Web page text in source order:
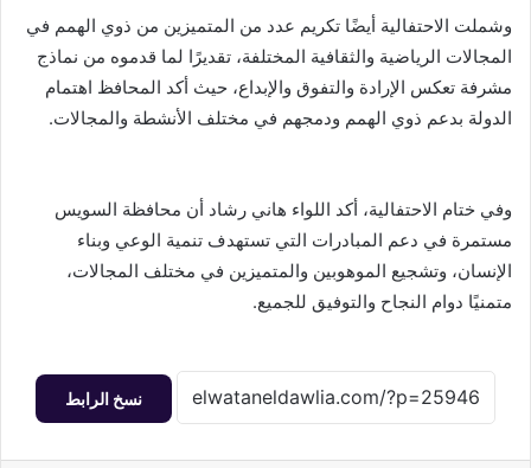
وشملت الاحتفالية أيضًا تكريم عدد من المتميزين من ذوي الهمم في
المجالات الرياضية والثقافية المختلفة، تقديرًا لما قدموه من نماذج
مشرفة تعكس الإرادة والتفوق والإبداع، حيث أكد المحافظ اهتمام
الدولة بدعم ذوي الهمم ودمجهم في مختلف الأنشطة والمجالات.
وفي ختام الاحتفالية، أكد اللواء هاني رشاد أن محافظة السويس
مستمرة في دعم المبادرات التي تستهدف تنمية الوعي وبناء
الإنسان، وتشجيع الموهوبين والمتميزين في مختلف المجالات،
متمنيًا دوام النجاح والتوفيق للجميع.
نسخ الرابط